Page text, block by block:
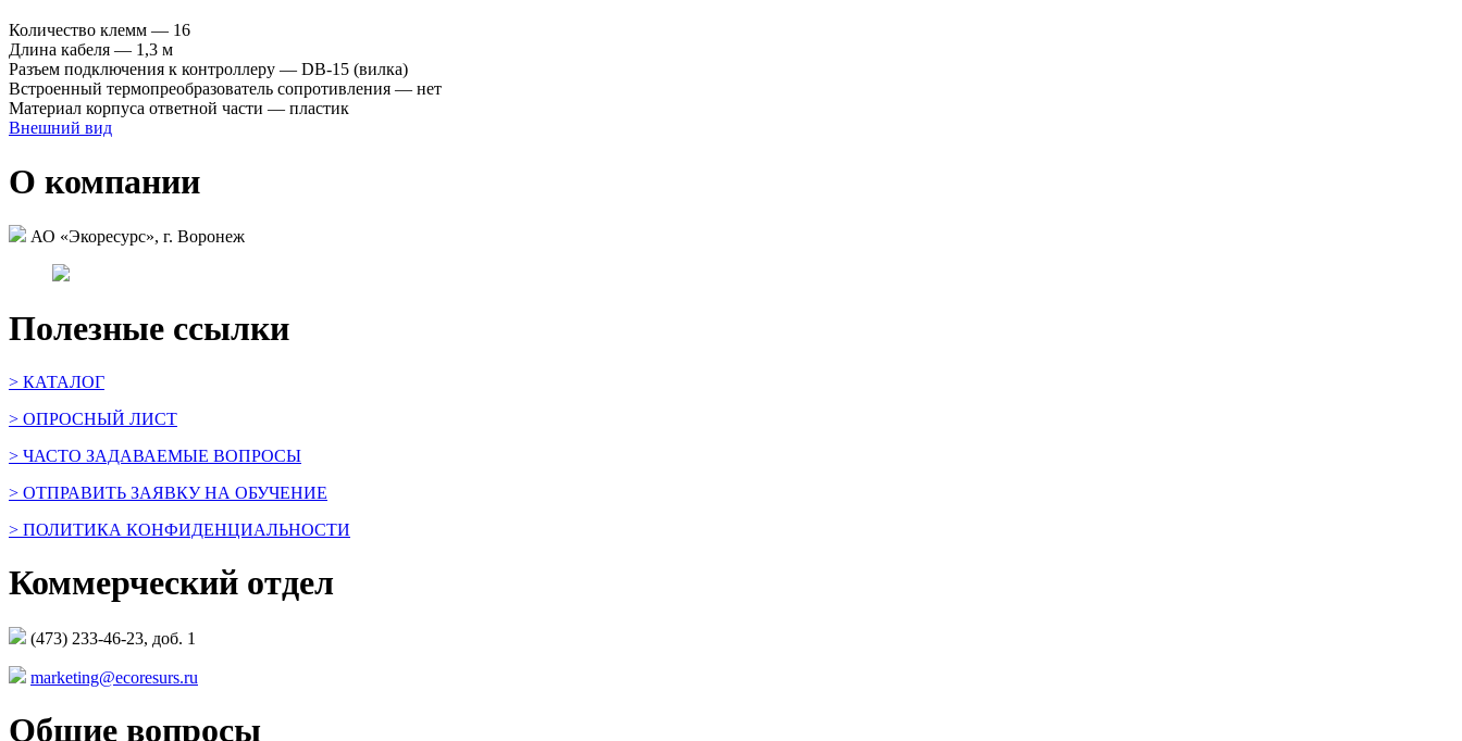
Количество клемм — 16
Длина кабеля — 1,3 м
Разъем подключения к контроллеру — DB-15 (вилка)
Встроенный термопреобразователь сопротивления — нет
Материал корпуса ответной части — пластик
Внешний вид
О компании
АО «Экоресурс», г. Воронеж
Полезные ссылки
> КАТАЛОГ
> ОПРОСНЫЙ ЛИСТ
> ЧАСТО ЗАДАВАЕМЫЕ ВОПРОСЫ
> ОТПРАВИТЬ ЗАЯВКУ НА ОБУЧЕНИЕ
> ПОЛИТИКА КОНФИДЕНЦИАЛЬНОСТИ
Коммерческий отдел
(473) 233-46-23, доб. 1
marketing@ecoresurs.ru
Общие вопросы